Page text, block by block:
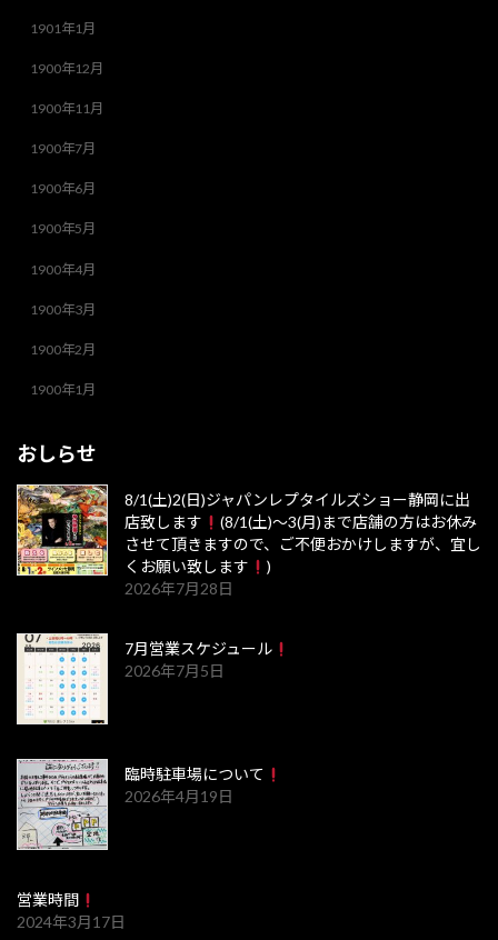
1901年1月
1900年12月
1900年11月
1900年7月
1900年6月
1900年5月
1900年4月
1900年3月
1900年2月
1900年1月
おしらせ
8/1(土)2(日)ジャパンレプタイルズショー静岡に出
店致します
(8/1(土)～3(月)まで店舗の方はお休み
させて頂きますので、ご不便おかけしますが、宜し
くお願い致します
)
2026年7月28日
7月営業スケジュール
2026年7月5日
臨時駐車場について
2026年4月19日
営業時間
2024年3月17日